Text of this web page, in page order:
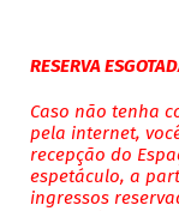
RESERVA
Caso não tenha
pela internet,
recepção do
espetáculo, a
ingressos